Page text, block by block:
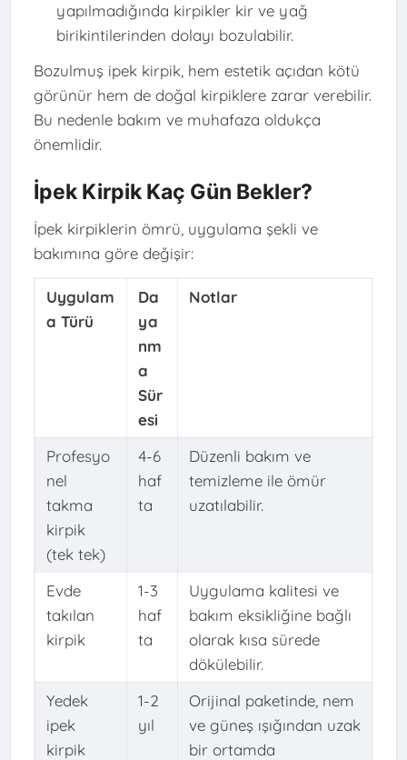
yapılmadığında kirpikler kir ve yağ
birikintilerinden dolayı bozulabilir.
Bozulmuş ipek kirpik, hem estetik açıdan kötü
görünür hem de doğal kirpiklere zarar verebilir.
Bu nedenle bakım ve muhafaza oldukça
önemlidir.
İpek Kirpik Kaç Gün Bekler?
İpek kirpiklerin ömrü, uygulama şekli ve
bakımına göre değişir:
Uygulam
a Türü
Da
ya
nm
a
Sür
esi
Notlar
Profesyo
nel
takma
kirpik
(tek tek)
4-6
haf
ta
Düzenli bakım ve
temizleme ile ömür
uzatılabilir.
Evde
takılan
kirpik
1-3
haf
ta
Uygulama kalitesi ve
bakım eksikliğine bağlı
olarak kısa sürede
dökülebilir.
Yedek
ipek
kirpik
1-2
yıl
Orijinal paketinde, nem
ve güneş ışığından uzak
bir ortamda